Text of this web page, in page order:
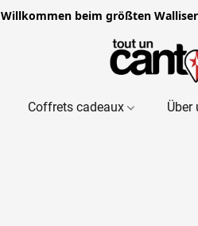
Willkommen beim größten
Coffrets cadeaux Über